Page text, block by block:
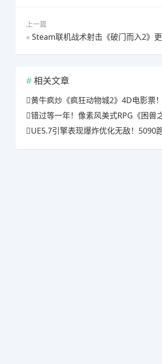
上一篇
«Steam联机战术射击《破门而入2》更
相关文章
黄牛疯炒《疯狂动物城2》4D电影票！
错过等一年！像素风美式RPG《困兽之国 Drova
UE5.7引擎表现爆炸优化无敌！5090